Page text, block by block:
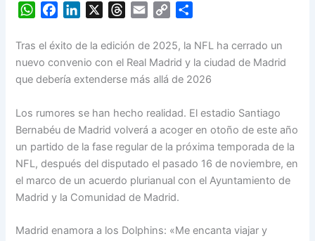
W
a
t
s
p
p
c
e
b
o
k
n
k
e
I
n
r
e
a
s
a
i
l
C
p
y
L
n
k
a
r
e
Tras el éxito de la edición de 2025, la NFL ha cerrado un
nuevo convenio con el Real Madrid y la ciudad de Madrid
que debería extenderse más allá de 2026
Los rumores se han hecho realidad. El estadio Santiago
Bernabéu de Madrid volverá a acoger en otoño de este año
un partido de la fase regular de la próxima temporada de la
NFL, después del disputado el pasado 16 de noviembre, en
el marco de un acuerdo plurianual con el Ayuntamiento de
Madrid y la Comunidad de Madrid.
Madrid enamora a los Dolphins: «Me encanta viajar y